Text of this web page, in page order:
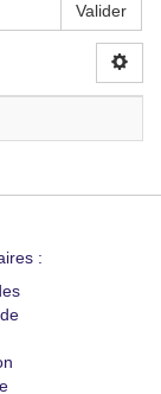
Valider
: